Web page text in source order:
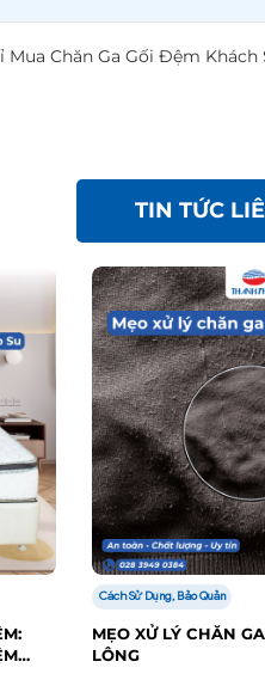
Chăn Ga Gối Đệm Khách
TIN TỨC
Cách Sử Dụng, Bảo Quản
MẸO XỬ LÝ CHĂN
LÔNG